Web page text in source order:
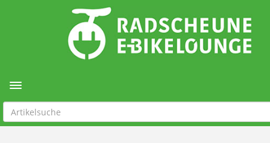
Toggle navigation